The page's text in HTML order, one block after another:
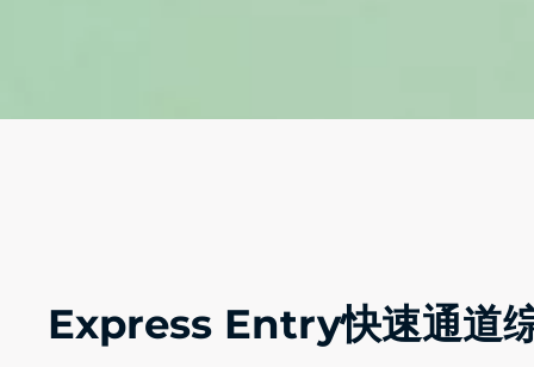
Express Entry快速通道